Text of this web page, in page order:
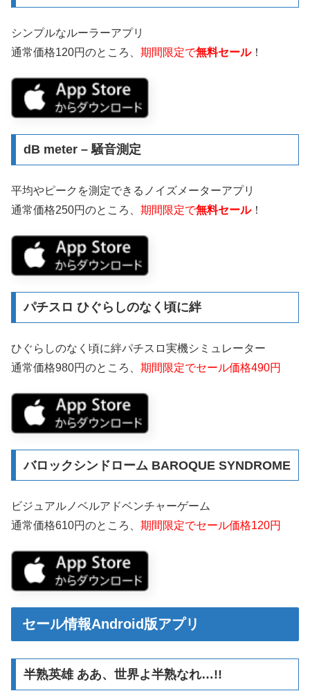
シンプルなルーラーアプリ
通常価格120円のところ、 期間限定で無料セール！
dB meter – 騒音測定
平均やピークを測定できるノイズメーターアプリ
通常価格250円のところ、 期間限定で無料セール！
パチスロ ひぐらしのなく頃に絆
ひぐらしのなく頃に絆パチスロ実機シミュレーター
通常価格980円のところ、 期間限定でセール価格490円
バロックシンドローム BAROQUE SYNDROME
ビジュアルノベルアドベンチャーゲーム
通常価格610円のところ、 期間限定でセール価格120円
セール情報Android版アプリ
半熟英雄 ああ、世界よ半熟なれ…!!